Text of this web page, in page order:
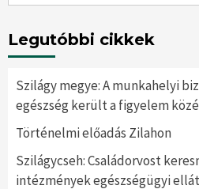
Legutóbbi cikkek
Szilágy megye: A munkahelyi
egészség került a figyelem
Történelmi előadás Zilahon
Szilágycseh: Családorvost
intézmények egészségügyi